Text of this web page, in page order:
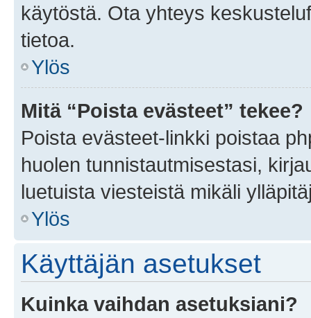
käytöstä. Ota yhteys
tietoa.
Ylös
Mitä “Poista evästeet” tekee?
Poista evästeet-linkki poistaa
huolen tunnistautmisestasi,
luetuista viesteistä mikäli
Ylös
Käyttäjän asetukset
Kuinka vaihdan asetuksiani?